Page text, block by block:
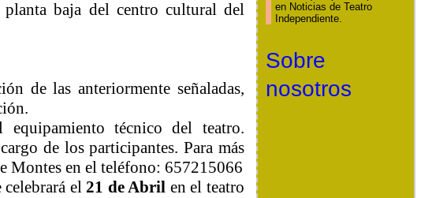
baja del centro cultural del
de las anteriormente señaladas,
técnico del teatro.
de los participantes. Para más
Montes en el teléfono: 657215066
celebrará el21 de Abril en el teatro
en Noticias de Teatro
Independiente.
Sobre
nosotros